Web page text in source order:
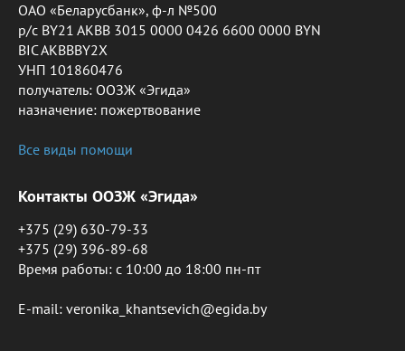
ОАО «Беларусбанк», ф-л №500
р/с BY21 AKBB 3015 0000 0426 6600 0000 BYN
BIC AKBBBY2X
УНП 101860476
получатель: ООЗЖ «Эгида»
назначение: пожертвование
Все виды помощи
Контакты ООЗЖ «Эгида»
+375 (29) 630-79-33
+375 (29) 396-89-68
Время работы: c 10:00 до 18:00 пн-пт
E-mail: veronika_khantsevich@egida.by